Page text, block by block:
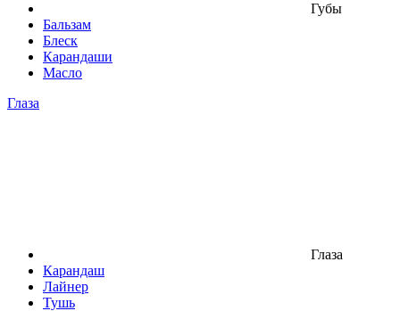
Губы
Бальзам
Блеск
Карандаши
Масло
Глаза
Глаза
Карандаш
Лайнер
Тушь